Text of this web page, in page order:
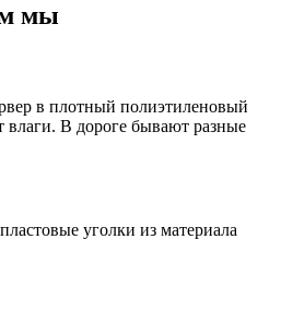
мы
в плотный полиэтиленовый
влаги. В дороге бывают разные
уголки из материала